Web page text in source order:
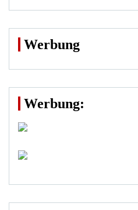
Werbung
Werbung: